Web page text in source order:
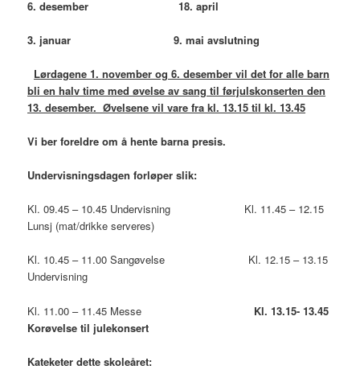
6. desember18. april
3. januar 9. mai avslutning
Lørdagene 1. november og 6. desember vil detfor alle barn
blien halv time med øvelse av sang til førjulskonserten den
13. desember. Øvelsene vil vare fra kl. 13.15 til kl. 13.45
Vi ber foreldre om å hente barna presis.
Undervisningsdagen forløper slik:
Kl. 09.45 – 10.45 Undervisning Kl. 11.45 – 12.15
Lunsj (mat/drikke serveres)
Kl. 10.45 – 11.00 Sangøvelse Kl. 12.15 – 13.15
Undervisning
Kl. 11.00 – 11.45 Messe Kl. 13.15- 13.45
Korøvelse til julekonsert
Kateketer dette skoleåret: